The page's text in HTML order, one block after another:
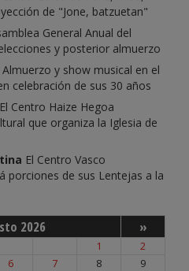
de "Jone, batzuetan"
General Anual del
y posterior almuerzo
Almuerzo y show musical en el
celebración de sus 30 años
El Centro Haize Hegoa
que organiza la Iglesia de
El Centro Vasco
porciones de sus Lentejas a la
2026 »
1
2
6 7 8
9